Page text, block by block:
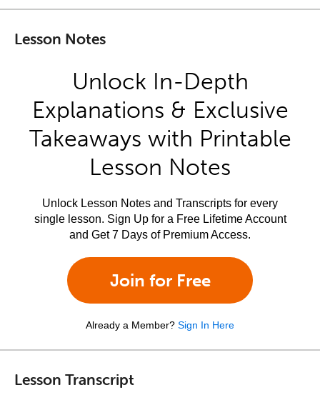
Lesson Notes
Unlock In-Depth
Explanations & Exclusive
Takeaways with Printable
Lesson Notes
Unlock Lesson Notes and Transcripts for every
single lesson. Sign Up for a Free Lifetime Account
and Get 7 Days of Premium Access.
Join for Free
Already a Member? Sign In Here
Lesson Transcript